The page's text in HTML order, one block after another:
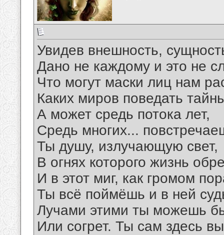
Увидев внешность,
Дано не каждому и это не
Что могут маски лиц нам
Каких миров поведать
А может средь потока лет,
Средь многих...
Ты душу, излучающую свет,
В огнях которого жизнь
И в этот миг, как громом
Ты всё поймёшь и в ней
Лучами этими ты можешь
Или согрет. Ты сам здесь